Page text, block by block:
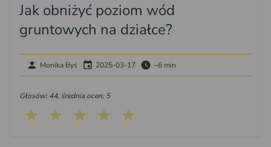
Jak obniżyć poziom wód
gruntowych na działce?
Monika Byś 2025-03-17 ~6 min
Głosów: 44, średnia ocen: 5